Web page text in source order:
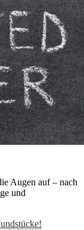
Augen auf – nach
und